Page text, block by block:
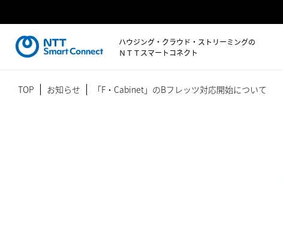
ハウジング・クラウド・ストリーミングの
ＮＴＴスマートコネクト
TOP お知らせ 「F・Cabinet」のBフレッツ対応開始について